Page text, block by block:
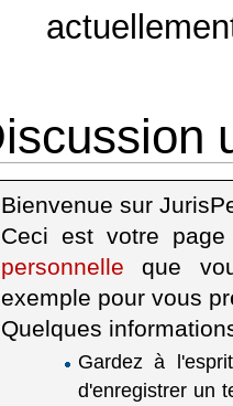
Bienvenue sur
Ceci est votre
personnelle que
exemple pour vous
Quelques
Gardez à
d'enregistrer un